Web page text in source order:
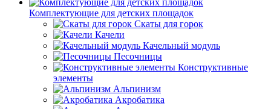
Комплектующие для детских площадок
Скаты для горок
Качели
Качельный модуль
Песочницы
Конструктивные
элементы
Альпинизм
Акробатика